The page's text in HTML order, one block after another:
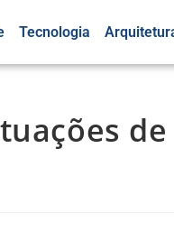
Tecnologia
de